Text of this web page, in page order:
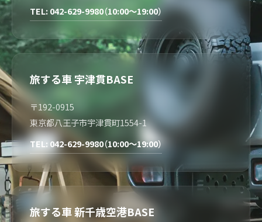
TEL: 042-629-9980（10:00～19:00）
旅する車 宇津貫BASE
〒192-0915
東京都八王子市宇津貫町1554-1
TEL: 042-629-9980（10:00～19:00）
旅する車 新千歳空港BASE